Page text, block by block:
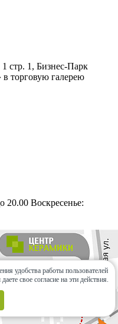
стр. 1, Бизнес-Парк
торговую галерею
20.00 Воскресенье:
удобства работы пользователей
свое согласие на эти действия.